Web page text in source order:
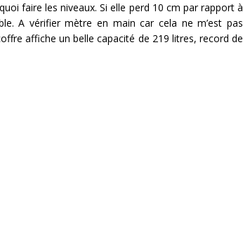
faire les niveaux. Si elle perd 10 cm par rapport à
A vérifier mètre en main car cela ne m’est pas
affiche un belle capacité de 219 litres, record de